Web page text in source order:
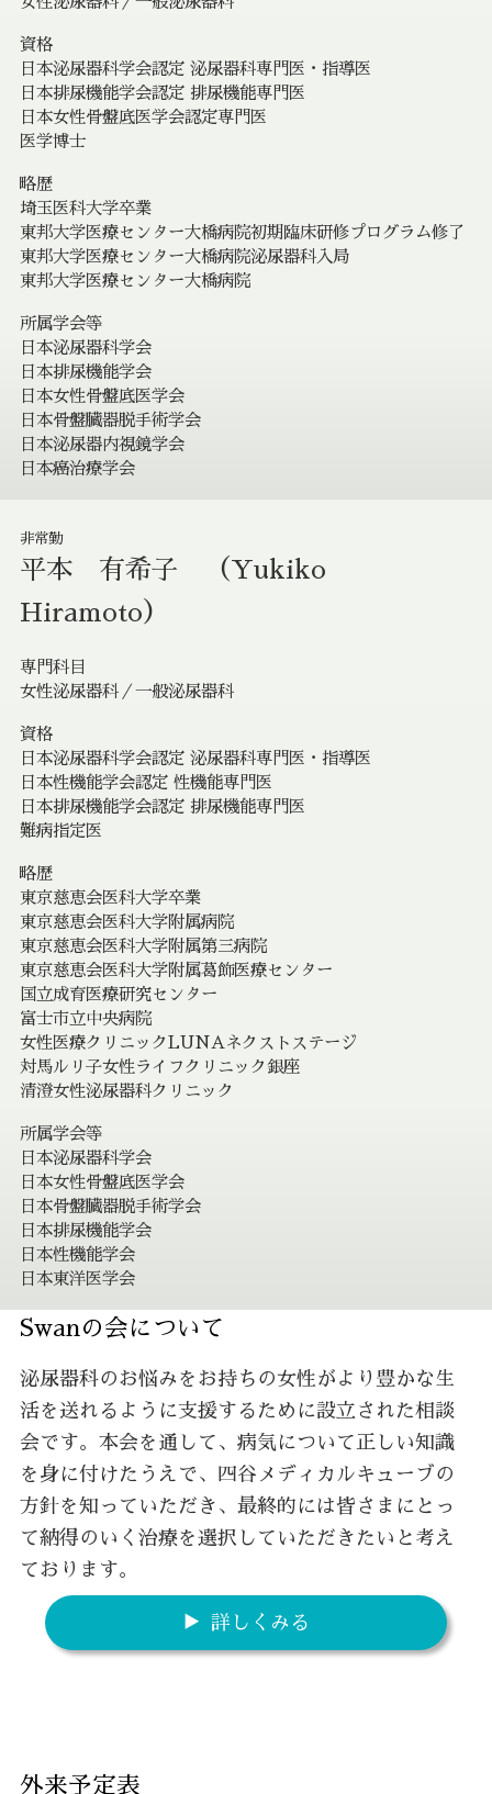
資格
日本泌尿器科学会認定 泌尿器科専門医・指導医
日本排尿機能学会認定 排尿機能専門医
日本女性骨盤底医学会認定専門医
医学博士
略歴
埼玉医科大学卒業
東邦大学医療センター大橋病院初期臨床研修プログラム修了
東邦大学医療センター大橋病院泌尿器科入局
東邦大学医療センター大橋病院
所属学会等
日本泌尿器科学会
日本排尿機能学会
日本女性骨盤底医学会
日本骨盤臓器脱手術学会
日本泌尿器内視鏡学会
日本癌治療学会
非常勤
平本 有希子 （Yukiko
Hiramoto）
専門科目
女性泌尿器科／一般泌尿器科
資格
日本泌尿器科学会認定 泌尿器科専門医・指導医
日本性機能学会認定 性機能専門医
日本排尿機能学会認定 排尿機能専門医
難病指定医
略歴
東京慈恵会医科大学卒業
東京慈恵会医科大学附属病院
東京慈恵会医科大学附属第三病院
東京慈恵会医科大学附属葛飾医療センター
国立成育医療研究センター
富士市立中央病院
女性医療クリニックLUNAネクストステージ
対馬ルリ子女性ライフクリニック銀座
清澄女性泌尿器科クリニック
所属学会等
日本泌尿器科学会
日本女性骨盤底医学会
日本骨盤臓器脱手術学会
日本排尿機能学会
日本性機能学会
日本東洋医学会
Swanの会について
泌尿器科のお悩みをお持ちの女性がより豊かな生
活を送れるように支援するために設立された相談
会です。本会を通して、病気について正しい知識
を身に付けたうえで、四谷メディカルキューブの
方針を知っていただき、最終的には皆さまにとっ
て納得のいく治療を選択していただきたいと考え
ております。
詳しくみる
外来予定表